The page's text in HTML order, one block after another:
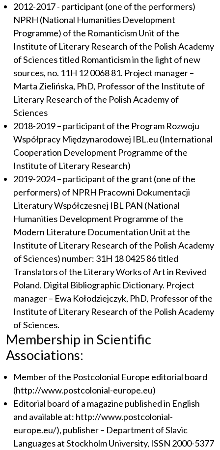
2012-2017 - participant (one of the performers)
NPRH (National Humanities Development
Programme) of the Romanticism Unit of the
Institute of Literary Research of the Polish Academy
of Sciences titled Romanticism in the light of new
sources, no. 11H 12 0068 81. Project manager –
Marta Zielińska, PhD, Professor of the Institute of
Literary Research of the Polish Academy of
Sciences
2018-2019 – participant of the Program Rozwoju
Współpracy Międzynarodowej IBL.eu (International
Cooperation Development Programme of the
Institute of Literary Research)
2019-2024 – participant of the grant (one of the
performers) of NPRH Pracowni Dokumentacji
Literatury Współczesnej IBL PAN (National
Humanities Development Programme of the
Modern Literature Documentation Unit at the
Institute of Literary Research of the Polish Academy
of Sciences) number: 31H 18 0425 86 titled
Translators of the Literary Works of Art in Revived
Poland. Digital Bibliographic Dictionary. Project
manager – Ewa Kołodziejczyk, PhD, Professor of the
Institute of Literary Research of the Polish Academy
of Sciences.
Membership in Scientific
Associations:
Member of the Postcolonial Europe editorial board
(http://www.postcolonial-europe.eu)
Editorial board of a magazine published in English
and available at: http://www.postcolonial-
europe.eu/), publisher – Department of Slavic
Languages at Stockholm University, ISSN 2000-5377